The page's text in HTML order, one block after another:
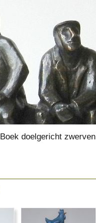
Boek doelgericht zwerven